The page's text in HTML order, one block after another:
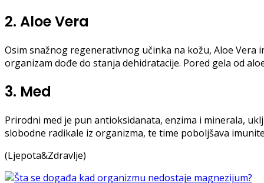
2. Aloe Vera
Osim snažnog regenerativnog učinka na kožu, Aloe Vera
organizam dođe do stanja dehidratacije. Pored gela od
3. Med
Prirodni med je pun antioksidanata, enzima i minerala,
slobodne radikale iz organizma, te time poboljšava
(Ljepota&Zdravlje)